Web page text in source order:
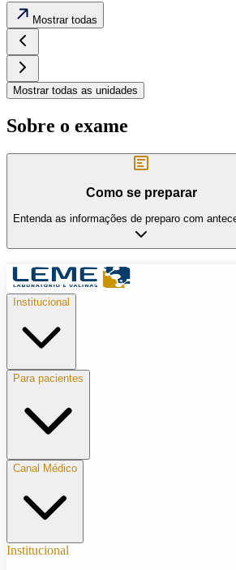
Mostrar todas
Mostrar todas as unidades
Sobre o exame
Como se preparar
Entenda as informações de preparo com
Institucional
Para pacientes
Canal Médico
Institucional